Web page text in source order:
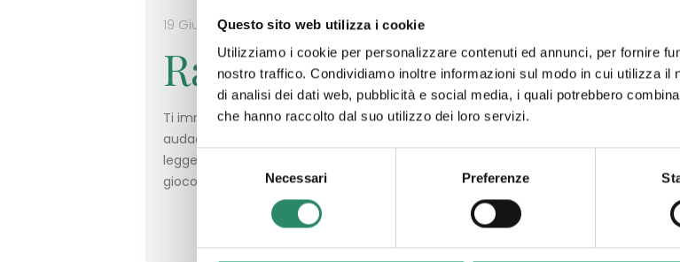
Questo sito web utilizza i cookie
Utilizziamo i cookie per personalizzare contenuti ed annunci, per fornire
nostro traffico. Condividiamo inoltre informazioni sul modo in cui utilizza
di analisi dei dati web, pubblicità e social media, i quali potrebbero
che hanno raccolto dal suo utilizzo dei loro servizi.
Selezione
del
Necessari Preferenze
19 Giugno 2023
Rabbia
Ti immagino fiera, bella, consapevole e
audace. Vestita con un abito lungo e
leggero come a voler mostrare, in un
gioco di vedo e non vedo,[…]